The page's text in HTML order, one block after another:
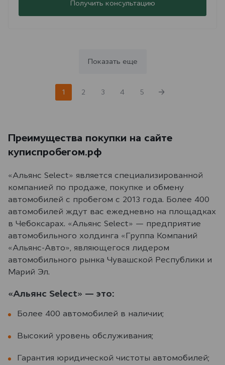
Получить консультацию
Показать еще
1 2 3 4 5
Преимущества покупки на сайте
куписпробегом.рф
«Альянс Select» является специализированной
компанией по продаже, покупке и обмену
автомобилей с пробегом с 2013 года. Более 400
автомобилей ждут вас ежедневно на площадках
в Чебоксарах. «Альянс Select» — предприятие
автомобильного холдинга «Группа Компаний
«Альянс-Авто», являющегося лидером
автомобильного рынка Чувашской Республики и
Марий Эл.
«Альянс Select» — это:
Более 400 автомобилей в наличии;
Высокий уровень обслуживания;
Гарантия юридической чистоты автомобилей;